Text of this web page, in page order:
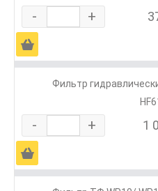
- +
Ä
Фильтр
- + 1
Ä